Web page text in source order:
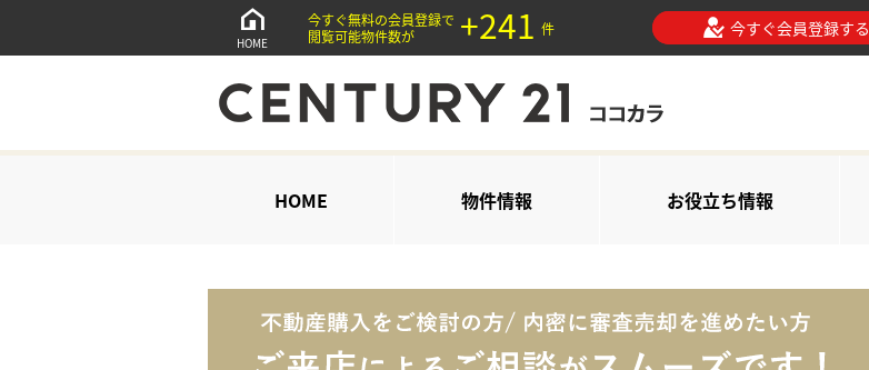
HOME
今すぐ無料の会員登録で
閲覧可能物件数が
+241 件 今すぐ会員登録する
HOME 物件情報 お役立ち情報